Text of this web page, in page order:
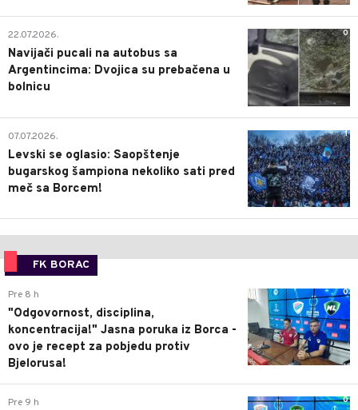
0
22.07.2026.
Navijači pucali na autobus sa
Argentincima: Dvojica su prebačena u
bolnicu
1
07.07.2026.
Levski se oglasio: Saopštenje
bugarskog šampiona nekoliko sati pred
meč sa Borcem!
FK BORAC
0
Pre 8 h
"Odgovornost, disciplina,
koncentracija!" Jasna poruka iz Borca -
ovo je recept za pobjedu protiv
Bjelorusa!
0
Pre 9 h